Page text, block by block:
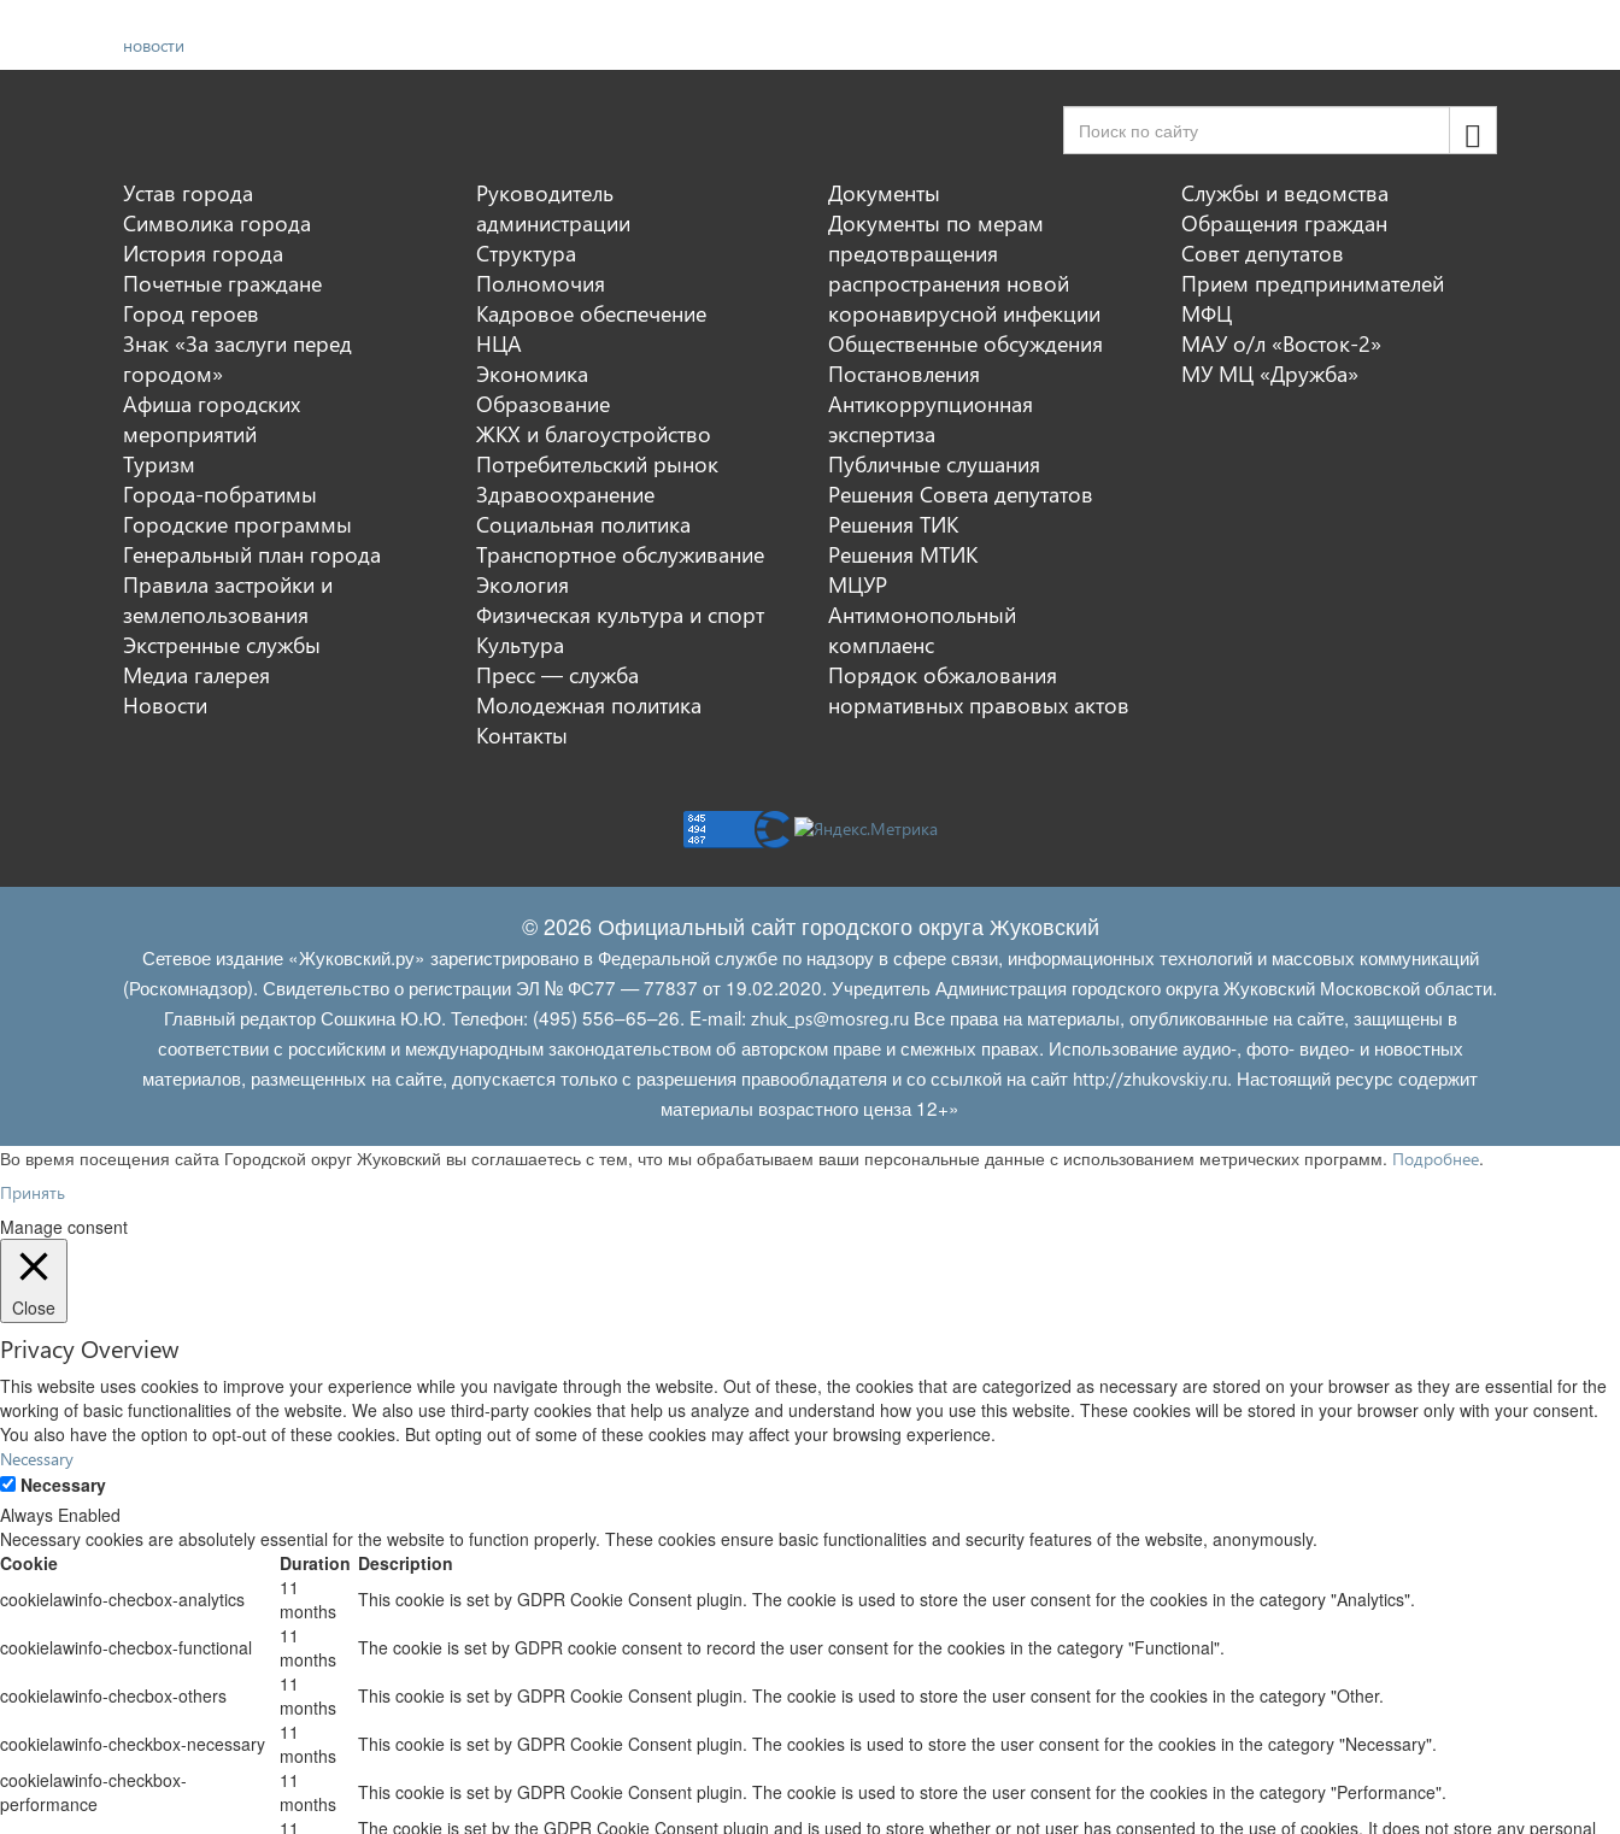
новости
Устав города
Символика города
История города
Почетные граждане
Город героев
Знак «За заслуги перед
городом»
Афиша городских
мероприятий
Туризм
Города-побратимы
Городские программы
Генеральный план города
Правила застройки и
землепользования
Экстренные службы
Медиа галерея
Новости
Руководитель
администрации
Структура
Полномочия
Кадровое обеспечение
НЦА
Экономика
Образование
ЖКХ и благоустройство
Потребительский рынок
Здравоохранение
Социальная политика
Транспортное обслуживание
Экология
Физическая культура и спорт
Культура
Пресс — служба
Молодежная политика
Контакты
Документы
Документы по мерам
предотвращения
распространения новой
коронавирусной инфекции
Общественные обсуждения
Постановления
Антикоррупционная
экспертиза
Публичные слушания
Решения Совета депутатов
Решения ТИК
Решения МТИК
МЦУР
Антимонопольный
комплаенс
Порядок обжалования
нормативных правовых актов
Службы и ведомства
Обращения граждан
Совет депутатов
Прием предпринимателей
МФЦ
МАУ о/л «Восток-2»
МУ МЦ «Дружба»
© 2026 Официальный сайт городского округа Жуковский
Сетевое издание «Жуковский.ру» зарегистрировано в Федеральной службе по надзору в сфере связи, информационных технологий и массовых коммуникаций
(Роскомнадзор). Свидетельство о регистрации ЭЛ № ФС77 — 77837 от 19.02.2020. Учредитель Администрация городского округа Жуковский Московской области.
Главный редактор Сошкина Ю.Ю. Телефон: (495) 556–65–26. E‑mail: zhuk_ps@mosreg.ruВсе права на материалы, опубликованные на сайте, защищены в
соответствии с российским и международным законодательством об авторском праве и смежных правах. Использование аудио-, фото- видео- и новостных
материалов, размещенных на сайте, допускается только с разрешения правообладателя и со ссылкой на сайт http://zhukovskiy.ru. Настоящий ресурс содержит
материалы возрастного ценза 12+»
Во время посещения сайта Городской округ Жуковский вы соглашаетесь с тем, что мы обрабатываем ваши персональные данные с использованием метрических программ. Подробнее.
Принять
Manage consent
Close
Privacy Overview
This website uses cookies to improve your experience while you navigate through the website. Out of these, the cookies that are categorized as necessary are stored on your browser as they are essential for the
working of basic functionalities of the website. We also use third-party cookies that help us analyze and understand how you use this website. These cookies will be stored in your browser only with your consent.
You also have the option to opt-out of these cookies. But opting out of some of these cookies may affect your browsing experience.
Necessary
Necessary
Always Enabled
Necessary cookies are absolutely essential for the website to function properly. These cookies ensure basic functionalities and security features of the website, anonymously.
Cookie
Duration Description
cookielawinfo-checbox-analytics
11
months
This cookie is set by GDPR Cookie Consent plugin. The cookie is used to store the user consent for the cookies in the category "Analytics".
cookielawinfo-checbox-functional
11
months
The cookie is set by GDPR cookie consent to record the user consent for the cookies in the category "Functional".
cookielawinfo-checbox-others
11
months
This cookie is set by GDPR Cookie Consent plugin. The cookie is used to store the user consent for the cookies in the category "Other.
cookielawinfo-checkbox-necessary
11
months
This cookie is set by GDPR Cookie Consent plugin. The cookies is used to store the user consent for the cookies in the category "Necessary".
cookielawinfo-checkbox-
performance
11
months
This cookie is set by GDPR Cookie Consent plugin. The cookie is used to store the user consent for the cookies in the category "Performance".
11 The cookie is set by the GDPR Cookie Consent plugin and is used to store whether or not user has consented to the use of cookies. It does not store any personal